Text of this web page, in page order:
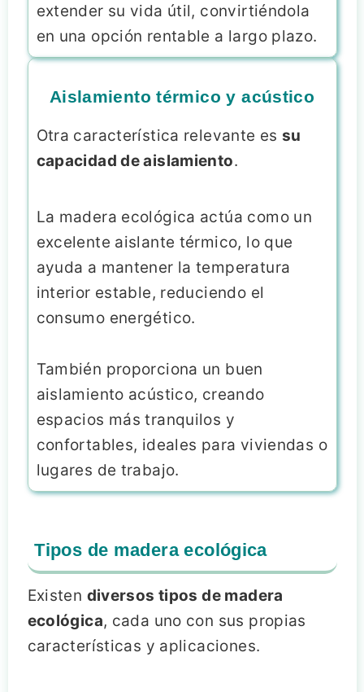
extender su vida útil, convirtiéndola
en una opción rentable a largo plazo.
Aislamiento térmico y acústico
Otra característica relevante essu
capacidad de aislamiento.
La madera ecológica actúa como un
excelente aislante térmico, lo que
ayuda a mantener la temperatura
interior estable, reduciendo el
consumo energético.
También proporciona un buen
aislamiento acústico, creando
espacios más tranquilos y
confortables, ideales para viviendas o
lugares de trabajo.
Tipos de madera ecológica
Existen diversos tipos de madera
ecológica, cada uno con sus propias
características y aplicaciones.